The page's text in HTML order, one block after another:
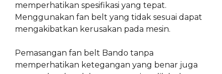
memperhatikan spesifikasi yang tepat.
Menggunakan fan belt yang tidak sesuai dapat
mengakibatkan kerusakan pada mesin.
Pemasangan fan belt Bando tanpa
memperhatikan ketegangan yang benar juga